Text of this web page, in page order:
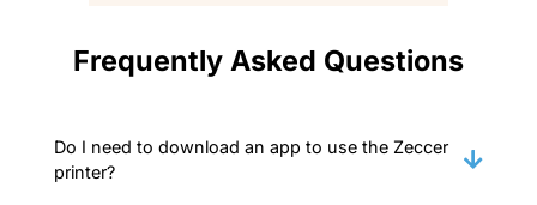
Frequently Asked Questions
Do I need to download an app to use the Zeccer
printer?